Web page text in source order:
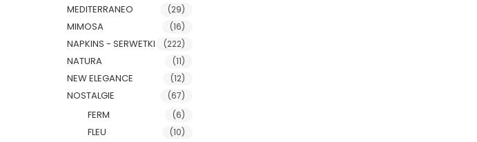
MEDITERRANEO (29)
MIMOSA (16)
NAPKINS - SERWETKI (222)
NATURA (11)
NEW ELEGANCE (12)
NOSTALGIE (67)
FERM (6)
FLEU (10)